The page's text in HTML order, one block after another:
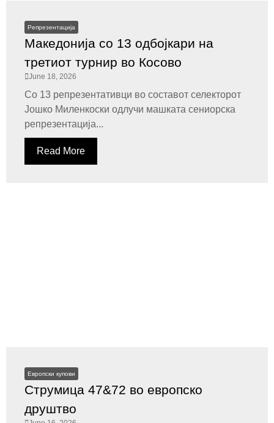
Репрезентација
Македонија со 13 одбојкари на
третиот турнир во Косово
June 18, 2026
Со 13 репрезентативци во составот селекторот
Јошко Миленкоски одлучи машката сениорска
репрезентација...
Read More
Европски купови
Струмица 47&72 во европско
друштво